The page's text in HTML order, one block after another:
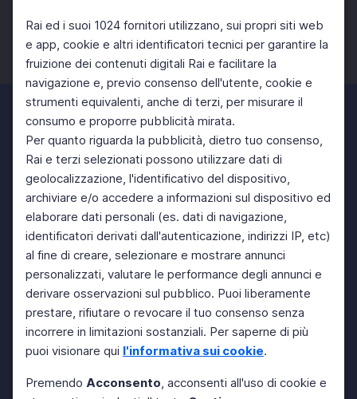
Rai ed i suoi 1024 fornitori utilizzano, sui propri siti web
e app, cookie e altri identificatori tecnici per garantire la
fruizione dei contenuti digitali Rai e facilitare la
navigazione e, previo consenso dell'utente, cookie e
strumenti equivalenti, anche di terzi, per misurare il
consumo e proporre pubblicità mirata.
Per quanto riguarda la pubblicità, dietro tuo consenso,
Rai e terzi selezionati possono utilizzare dati di
geolocalizzazione, l'identificativo del dispositivo,
archiviare e/o accedere a informazioni sul dispositivo ed
elaborare dati personali (es. dati di navigazione,
identificatori derivati dall'autenticazione, indirizzi IP, etc)
al fine di creare, selezionare e mostrare annunci
personalizzati, valutare le performance degli annunci e
derivare osservazioni sul pubblico. Puoi liberamente
prestare, rifiutare o revocare il tuo consenso senza
incorrere in limitazioni sostanziali. Per saperne di più
puoi visionare qui l'informativa sui cookie.
Premendo Acconsento, acconsenti all'uso di cookie e
Facebook Twitter Instagram